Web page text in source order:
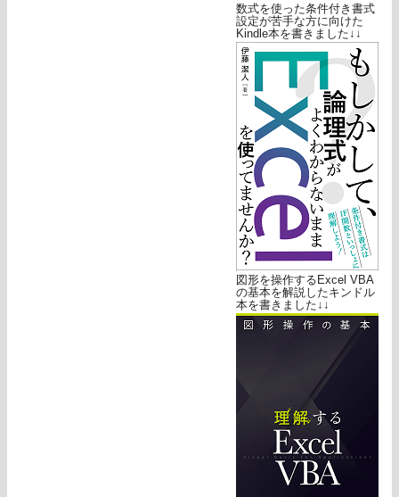
数式を使った条件付き書式
設定が苦手な方に向けた
Kindle本を書きました↓↓
図形を操作するExcel VBA
の基本を解説したキンドル
本を書きました↓↓